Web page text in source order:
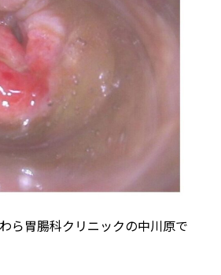
ら胃腸科クリニックの中川原で